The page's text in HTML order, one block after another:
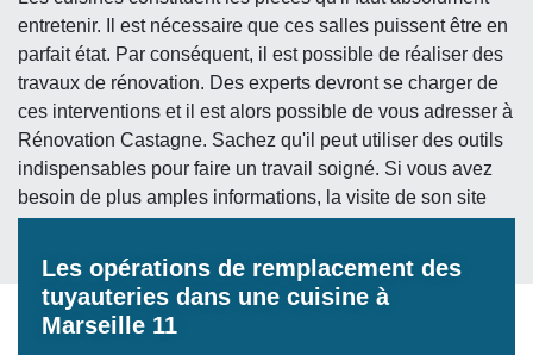
entretenir. Il est nécessaire que ces salles puissent être en
parfait état. Par conséquent, il est possible de réaliser des
travaux de rénovation. Des experts devront se charger de
ces interventions et il est alors possible de vous adresser à
Rénovation Castagne. Sachez qu'il peut utiliser des outils
indispensables pour faire un travail soigné. Si vous avez
besoin de plus amples informations, la visite de son site
Les opérations de remplacement des
tuyauteries dans une cuisine à
Marseille 11